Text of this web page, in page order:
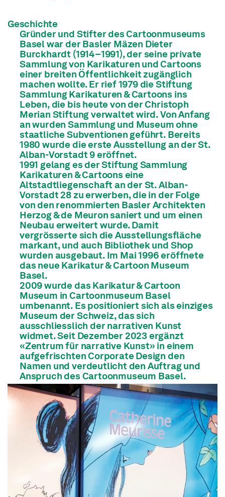
Geschichte
Gründer und Stifter des Cartoonmuseums
Basel war der Basler Mäzen Dieter
Burckhardt (1914–1991), der seine private
Sammlung von Karikaturen und Cartoons
einer breiten Öffentlichkeit zugänglich
machen wollte. Er rief 1979 die Stiftung
Sammlung Karikaturen & Cartoons ins
Leben, die bis heute von der Christoph
Merian Stiftung verwaltet wird. Von Anfang
an wurden Sammlung und Museum ohne
staatliche Subventionen geführt. Bereits
1980 wurde die erste Ausstellung an der St.
Alban-Vorstadt 9 eröffnet.
1991 gelang es der Stiftung Sammlung
Karikaturen & Cartoons eine
Altstadtliegenschaft an der St. Alban-
Vorstadt 28 zu erwerben, die in der Folge
von den renommierten Basler Architekten
Herzog & de Meuron saniert und um einen
Neubau erweitert wurde. Damit
vergrösserte sich die Ausstellungsfläche
markant, und auch Bibliothek und Shop
wurden ausgebaut. Im Mai 1996 eröffnete
das neue Karikatur & Cartoon Museum
Basel.
2009 wurde das Karikatur & Cartoon
Museum in Cartoonmuseum Basel
umbenannt. Es positioniert sich als einziges
Museum der Schweiz, das sich
ausschliesslich der narrativen Kunst
widmet. Seit Dezember 2023 ergänzt
«Zentrum für narrative Kunst» in einem
aufgefrischten Corporate Design den
Namen und verdeutlicht den Auftrag und
Anspruch des Cartoonmuseum Basel.